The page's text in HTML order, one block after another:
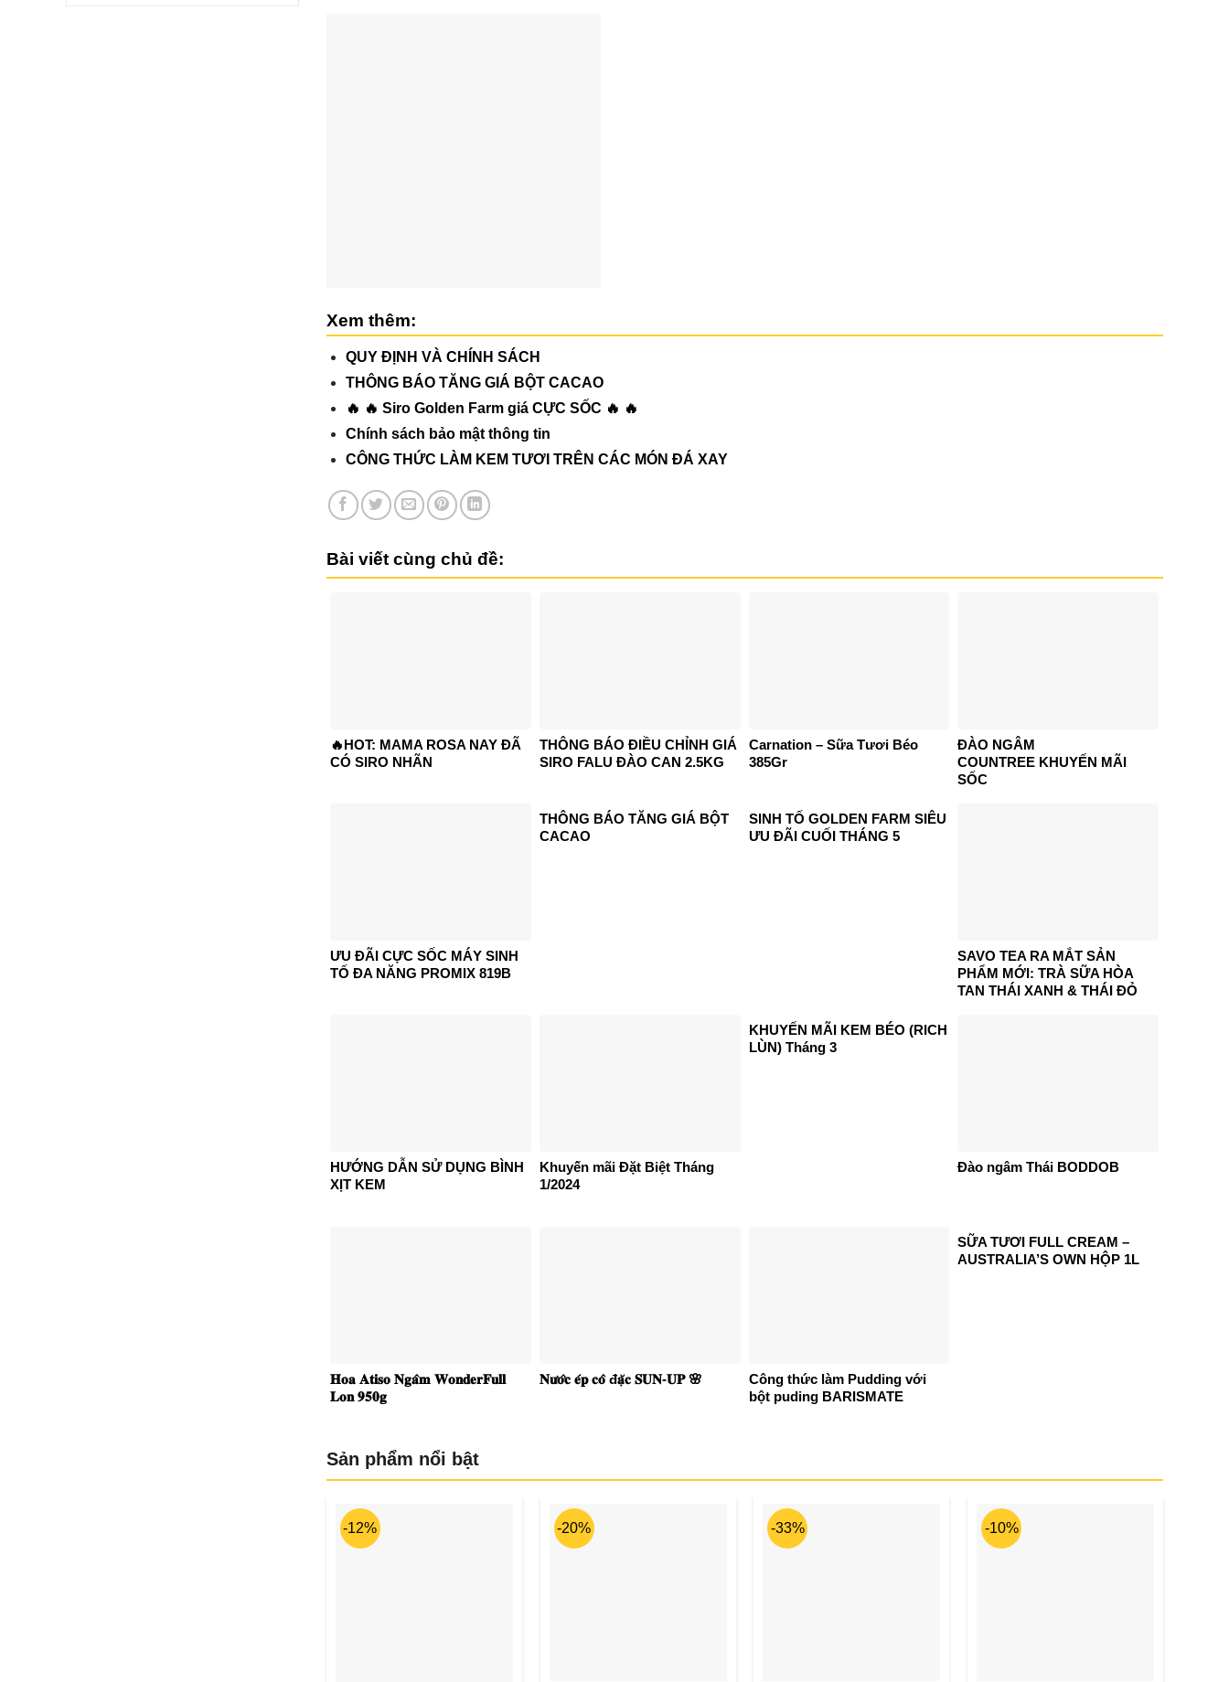
Xem thêm:
QUY ĐỊNH VÀ CHÍNH SÁCH
THÔNG BÁO TĂNG GIÁ BỘT CACAO
🔥 🔥 Siro Golden Farm giá CỰC SỐC 🔥 🔥
Chính sách bảo mật thông tin
CÔNG THỨC LÀM KEM TƯƠI TRÊN CÁC MÓN ĐÁ XAY
Bài viết cùng chủ đề:
🔥HOT: MAMA ROSA NAY ĐÃ
CÓ SIRO NHÃN
THÔNG BÁO ĐIỀU CHỈNH GIÁ
SIRO FALU ĐÀO CAN 2.5KG
Carnation – Sữa Tươi Béo
385Gr
ĐÀO NGÂM
COUNTREE KHUYẾN MÃI
SỐC
ƯU ĐÃI CỰC SỐC MÁY SINH
TỐ ĐA NĂNG PROMIX 819B
THÔNG BÁO TĂNG GIÁ BỘT
CACAO
SINH TỐ GOLDEN FARM SIÊU
ƯU ĐÃI CUỐI THÁNG 5
SAVO TEA RA MẮT SẢN
PHẨM MỚI: TRÀ SỮA HÒA
TAN THÁI XANH & THÁI ĐỎ
HƯỚNG DẪN SỬ DỤNG BÌNH
XỊT KEM
Khuyến mãi Đặt Biệt Tháng
1/2024
KHUYẾN MÃI KEM BÉO (RICH
LÙN) Tháng 3
Đào ngâm Thái BODDOB
𝐇𝐨𝐚 𝐀𝐭𝐢𝐬𝐨 𝐍𝐠𝐚̂𝐦 𝐖𝐨𝐧𝐝𝐞𝐫𝐅𝐮𝐥𝐥
𝐋𝐨𝐧 𝟗𝟓𝟎𝐠
𝐍𝐮̛𝐨̛́𝐜 𝐞́𝐩 𝐜𝐨̂ đ𝐚̣̆𝐜 𝐒𝐔𝐍-𝐔𝐏 🌸
Công thức làm Pudding với
bột puding BARISMATE
SỮA TƯƠI FULL CREAM –
AUSTRALIA’S OWN HỘP 1L
Sản phẩm nổi bật
-12% -20% -33% -10%